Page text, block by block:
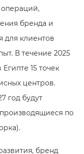
операций,
бренда и
для клиентов
В течение 2025
15 точек
центров.
год будут
по
бренд